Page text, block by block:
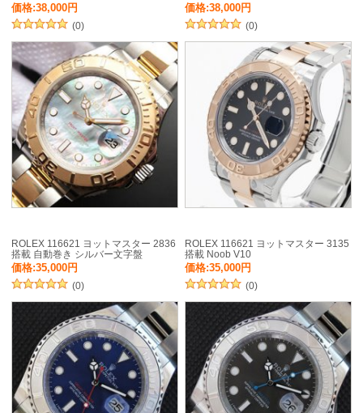
価格:38,000円
(0)
価格:38,000円
(0)
ROLEX 116621 ヨットマスター 2836
搭載 自動巻き シルバー文字盤
価格:35,000円
(0)
ROLEX 116621 ヨットマスター 3135
搭載 Noob V10
価格:35,000円
(0)